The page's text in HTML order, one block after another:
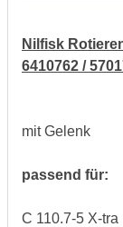
Nilfisk
6410762 /
mit Gelenk
passend für:
C 110.7-5 X-tra